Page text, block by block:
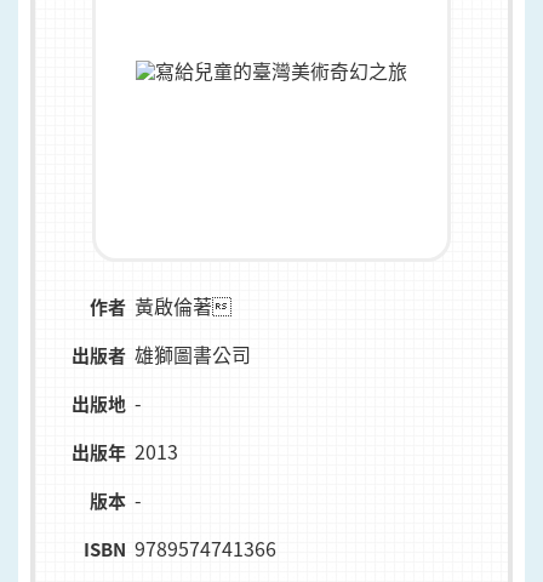
作者 黃啟倫著
出版者 雄獅圖書公司
出版地 -
出版年 2013
版本 -
ISBN 9789574741366